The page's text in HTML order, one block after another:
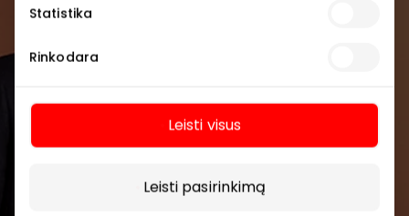
Statistika
Rinkodara
Leisti visus
Leisti pasirinkimą
renginius ir naujausią informaciją iš AKROPOLIS
Daugiau